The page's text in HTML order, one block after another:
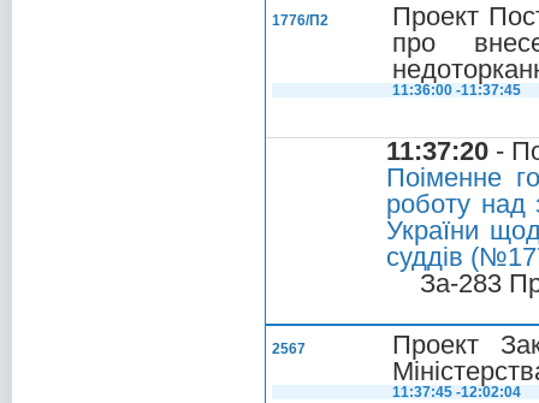
1776/П2
Проект
про
11:36:00 -11:37:45
11:37:20 -
Поіменне
роботу над
України
суддів
За-283
2567
Проект
11:37:45 -12:02:04